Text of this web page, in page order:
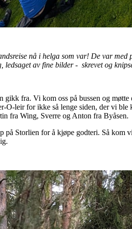
nå i helga som var! De var
ledsaget av fine bilder - skrevet og
gikk fra. Vi kom oss på bussen og
O-leir for ikke så lenge siden, der vi
fra Wing, Sverre og Anton fra Byåsen.
på Storlien for å kjøpe godteri. Så